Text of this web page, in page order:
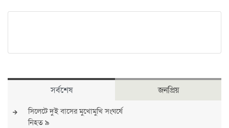
সর্বশেষ জনপ্রিয়
সিলেটে দুই বাসের মুখোমুখি সংঘর্ষে
নিহত ৯